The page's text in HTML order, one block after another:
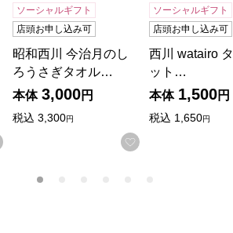
お気に入りに登録する
ソーシャルギフト
店頭お申し込み可
昭和西川 今治月のし
ろうさぎタオル…
本体 3,000円
税込 3,300円
お気に入りに登
ソーシャルギフト
店頭お申し込み可
西川 watairo
ット…
本体 1,500円
税込 1,650円